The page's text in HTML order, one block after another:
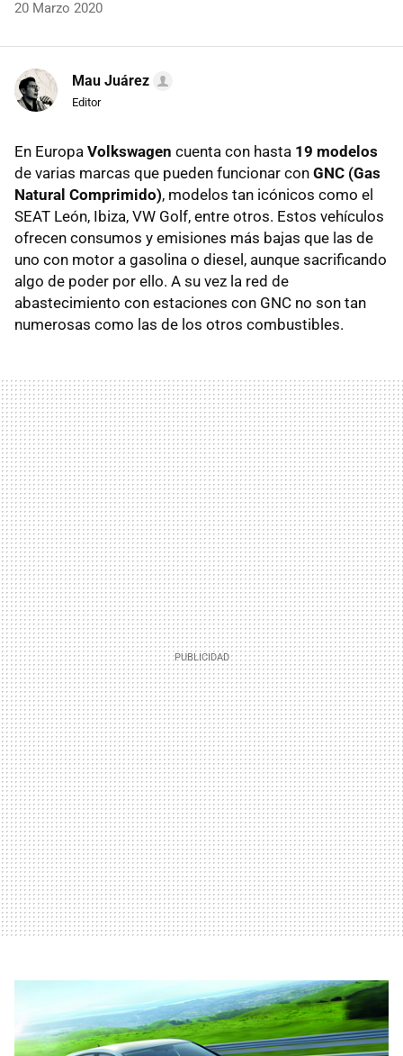
20 Marzo 2020
Mau Juárez
Editor
En Europa Volkswagen cuenta con hasta 19 modelos
de varias marcas que pueden funcionar con GNC (Gas
Natural Comprimido), modelos tan icónicos como el
SEAT León, Ibiza, VW Golf, entre otros. Estos vehículos
ofrecen consumos y emisiones más bajas que las de
uno con motor a gasolina o diesel, aunque sacrificando
algo de poder por ello. A su vez la red de
abastecimiento con estaciones con GNC no son tan
numerosas como las de los otros combustibles.